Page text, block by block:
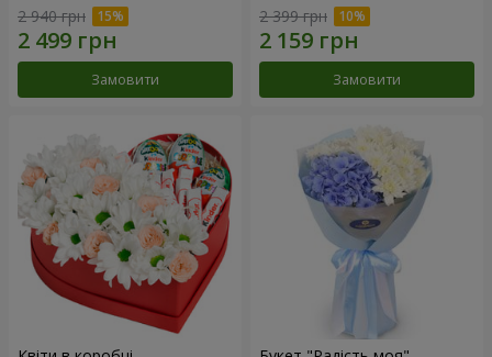
2 940 грн
Замовити
2 399 грн
Замовити